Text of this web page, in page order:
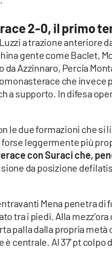
2-0, il primo
a trazione anteriore
gente come Baclet,
Azzinnaro, Percia
che invece
a supporto. In difesa
le due formazioni che si
leggermente più
con Suraci che,
da posizione
Mena penetra di
tra i piedi. Alla
palla dalla propria
centrale. Al 37’ pt